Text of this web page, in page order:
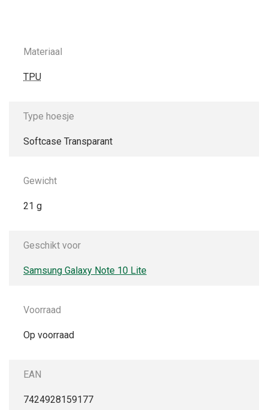
Materiaal
TPU
Type hoesje
Softcase Transparant
Gewicht
21 g
Geschikt voor
Samsung Galaxy Note 10 Lite
Voorraad
Op voorraad
EAN
7424928159177